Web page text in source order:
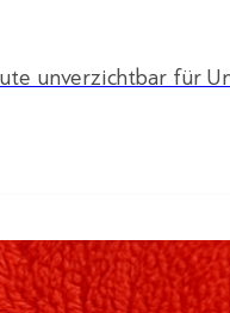
unverzichtbar für